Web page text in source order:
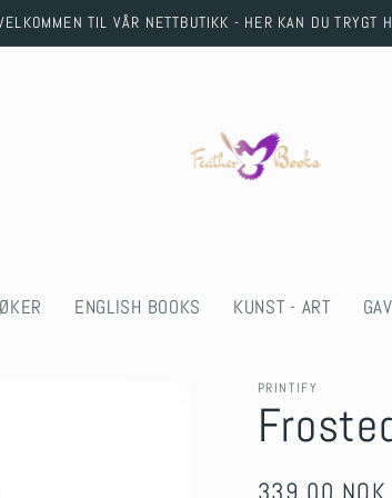
TIL VÅR NETTBUTIKK - HER KAN DU TRYGT
ENGLISH BOOKS KUNST - ART
PRINTIFY
Regular
339,00 NOK